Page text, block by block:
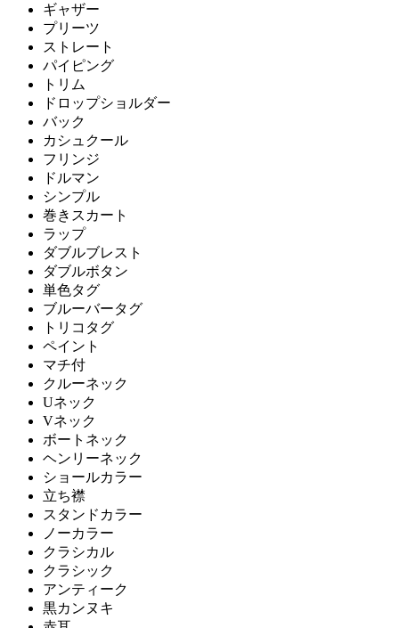
ギャザー
プリーツ
ストレート
パイピング
トリム
ドロップショルダー
バック
カシュクール
フリンジ
ドルマン
シンプル
巻きスカート
ラップ
ダブルブレスト
ダブルボタン
単色タグ
ブルーバータグ
トリコタグ
ペイント
マチ付
クルーネック
Uネック
Vネック
ボートネック
ヘンリーネック
ショールカラー
立ち襟
スタンドカラー
ノーカラー
クラシカル
クラシック
アンティーク
黒カンヌキ